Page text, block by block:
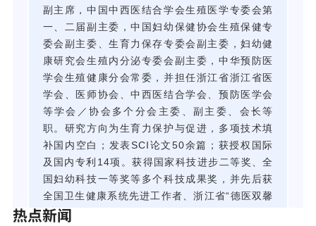
副主席，中国中西医结合学会生殖医学专委会第
一、二届副主委，中国妇幼保健协会生殖保健专
委会副主委、生育力保存专委会副主委，妇幼健
康研究会生殖内分泌专委会副主委，中华预防医
学会生殖健康分会常委，并担任浙江省浙江省医
学会、医师协会、中西医结合学会、预防医学会
等学会／协会多个分会主委、副主委、会长等
职。研究方向为生育力保护与促进，多项技术填
补国内空白；发表SCI论文50余篇；获授权国际
及国内专利14项。获得国家科技进步二等奖、全
国妇幼科技一等奖等多个科技成果奖，并先后获
全国卫生健康系统先进工作者、浙江省“德医双馨
奖”等荣誉称号。
热点新闻